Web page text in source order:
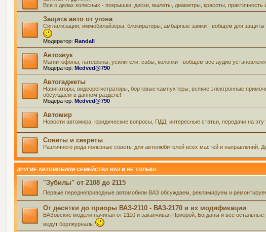
Все о делах колесных - покрышки, диски, вылеты, диаметры, красоты, практичность
Защита авто от угона
Сигнализации, иммобилайзеры, блокираторы, амбарные замки - вобщем для
Модератор: Randall
Автозвук
Магнитофоны, патефоны, усилители, сабы, колонки - вобщем все аудио
Модератор: Medved@790
Автогаджеты
Навигаторы, видеорегистраторы, бортовые кампухтеры, всякие электронные
обсуждаем в данном разделе!
Модератор: Medved@790
Автомир
Новости автомира, юридические вопросы, ПДД, интересные статьи, передачи на эту
Советы и секреты
Различного рода полезные советы для автолюбителей всех мастей и направлений.
ДРУГИЕ АВТОМОБИЛИ СЕМЕЙСТВА ВАЗ И НЕ ТОЛЬКО...
"Зубилы" от 2108 до 2115
Первые переднеприводные автомобили ВАЗ обсуждаем, рекламируем и
От десятки до приоры ВАЗ-2110 - ВАЗ-2170 и их модификации
ВАЗовские модели начиная от 2110 и заканчивая Приорой, Богданы и все
ведут бортжурналы